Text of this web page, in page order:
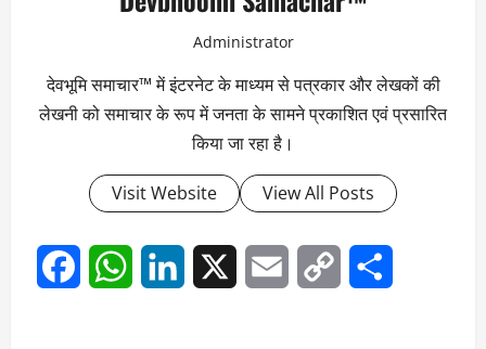
Administrator
देवभूमि समाचार™ में इंटरनेट के माध्यम से पत्रकार और लेखकों की
लेखनी को समाचार के रूप में जनता के सामने प्रकाशित एवं प्रसारित
किया जा रहा है।
Visit Website View All Posts
FacebookWhatsAppLinkedIn Email
Copy